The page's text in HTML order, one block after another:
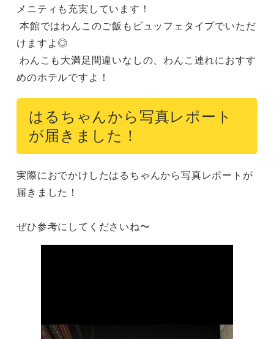
メニティも充実しています！
けますよ◎
めのホテルですよ！
はるちゃんから写真レポート
が届きました！
実際におでかけしたはるちゃんから写真レポートが
届きました！
ぜひ参考にしてくださいね〜